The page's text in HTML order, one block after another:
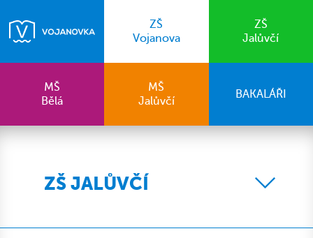
ZŠ
Vojanova
ZŠ
Jalůvčí
MŠ
Bělá
MŠ
Jalůvčí
BAKALÁŘI
ZŠ JALŮVČÍ